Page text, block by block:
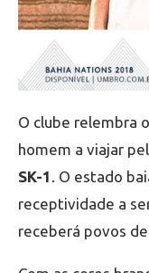
O clube relembra
homem a viajar
SK-1
. O estado
receptividade a
receberá povos